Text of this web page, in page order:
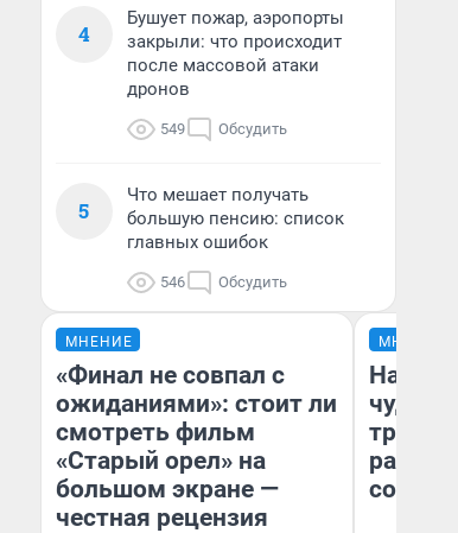
4
Бушует пожар, аэропорты
закрыли: что происходит
после массовой атаки
дронов
549 Обсудить
5
Что мешает получать
большую пенсию: список
главных ошибок
546 Обсудить
МНЕНИЕ
«Финал не совпал с
ожиданиями»: стоит ли
смотреть фильм
«Старый орел» на
большом экране —
честная рецензия
МНЕНИЕ
чудом